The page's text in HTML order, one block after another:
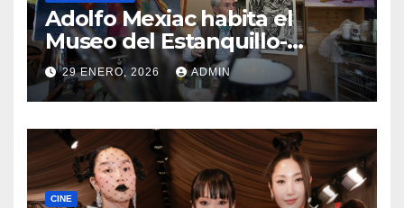
Adolfo Mexiac habita el
Museo del Estanquillo-
Colecciones Carlos Monsiváis
29 ENERO, 2026 ADMIN
CINE